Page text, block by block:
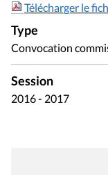
Télécharger le
Type
Convocation
Session
2016 - 2017